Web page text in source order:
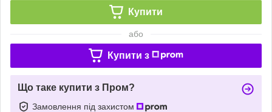
Купити
або
Купити з
Що таке купити з Пром?
Замовлення під захистом